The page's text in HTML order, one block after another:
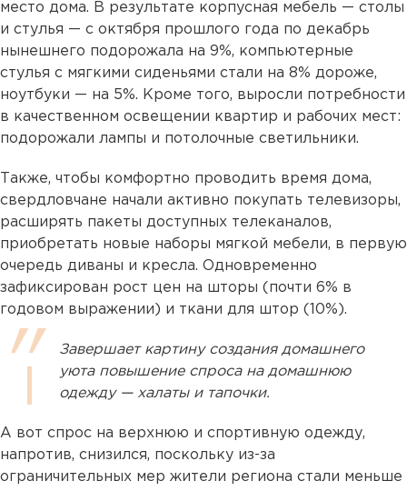
место дома. В результате корпусная мебель — столы
и стулья — с октября прошлого года по декабрь
нынешнего подорожала на 9%, компьютерные
стулья с мягкими сиденьями стали на 8% дороже,
ноутбуки — на 5%. Кроме того, выросли потребности
в качественном освещении квартир и рабочих мест:
подорожали лампы и потолочные светильники.
Также, чтобы комфортно проводить время дома,
свердловчане начали активно покупать телевизоры,
расширять пакеты доступных телеканалов,
приобретать новые наборы мягкой мебели, в первую
очередь диваны и кресла. Одновременно
зафиксирован рост цен на шторы (почти 6% в
годовом выражении) и ткани для штор (10%).
Завершает картину создания домашнего
уюта повышение спроса на домашнюю
одежду — халаты и тапочки.
А вот спрос на верхнюю и спортивную одежду,
напротив, снизился, поскольку из-за
ограничительных мер жители региона стали меньше